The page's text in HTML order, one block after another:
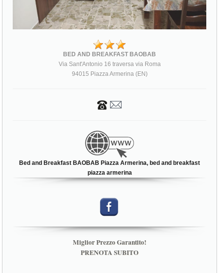
BED AND BREAKFAST BAOBAB
Via Sant'Antonio 16 traversa via Roma
94015 Piazza Armerina (EN)
Bed and Breakfast BAOBAB Piazza Armerina, bed and breakfast
piazza armerina
Miglior Prezzo Garantito!
PRENOTA SUBITO